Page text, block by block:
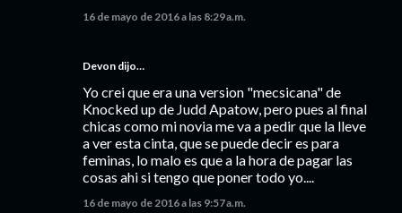
16 de mayo de 2016 a las 8:29 a.m.
Devon dijo…
Yo crei que era una version "mecsicana" de
Knocked up de Judd Apatow, pero pues al final
chicas como mi novia me va a pedir que la lleve
a ver esta cinta, que se puede decir es para
feminas, lo malo es que a la hora de pagar las
cosas ahi si tengo que poner todo yo....
16 de mayo de 2016 a las 9:57 a.m.